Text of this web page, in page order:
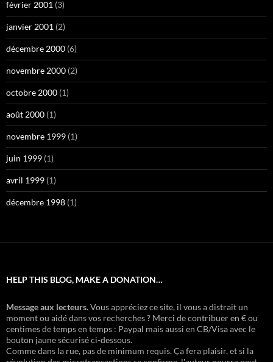
février 2001 (3)
janvier 2001 (2)
décembre 2000 (6)
novembre 2000 (2)
octobre 2000 (1)
août 2000 (1)
novembre 1999 (1)
juin 1999 (1)
avril 1999 (1)
décembre 1998 (1)
HELP THIS BLOG, MAKE A DONATION…
Message aux lecteurs.Vous appréciez ce site, il vous a distrait un
moment ou aidé dans vos recherches ? Merci de contribuer en € ou
centimes de temps en temps : Paypal mais aussi en CB/Visa avec le
bouton jaune sécurisé ci-dessous.
Comme dans la rue, pas de minimum requis. Ça fera plaisir, et si la